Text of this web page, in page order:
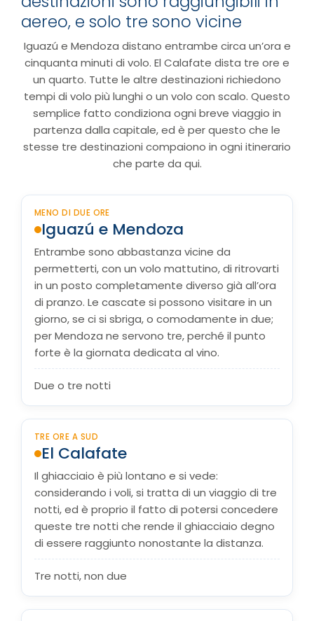
aereo, e solo tre sono vicine
Iguazú e Mendoza distano entrambe circa un’ora e
cinquanta minuti di volo. El Calafate dista tre ore e
un quarto. Tutte le altre destinazioni richiedono
tempi di volo più lunghi o un volo con scalo. Questo
semplice fatto condiziona ogni breve viaggio in
partenza dalla capitale, ed è per questo che le
stesse tre destinazioni compaiono in ogni itinerario
che parte da qui.
MENO DI DUE ORE
Iguazú e Mendoza
Entrambe sono abbastanza vicine da
permetterti, con un volo mattutino, di ritrovarti
in un posto completamente diverso già all’ora
di pranzo. Le cascate si possono visitare in un
giorno, se ci si sbriga, o comodamente in due;
per Mendoza ne servono tre, perché il punto
forte è la giornata dedicata al vino.
Due o tre notti
TRE ORE A SUD
El Calafate
Il ghiacciaio è più lontano e si vede:
considerando i voli, si tratta di un viaggio di tre
notti, ed è proprio il fatto di potersi concedere
queste tre notti che rende il ghiacciaio degno
di essere raggiunto nonostante la distanza.
Tre notti, non due